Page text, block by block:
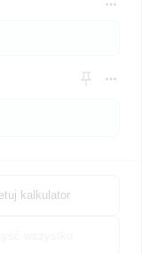
kalkulator